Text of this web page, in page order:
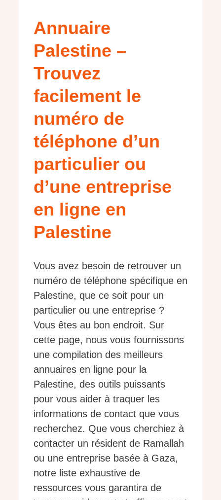
Annuaire
Palestine –
Trouvez
facilement le
numéro de
téléphone d’un
particulier ou
d’une entreprise
en ligne en
Palestine
Vous avez besoin de retrouver un
numéro de téléphone spécifique en
Palestine, que ce soit pour un
particulier ou une entreprise ?
Vous êtes au bon endroit. Sur
cette page, nous vous fournissons
une compilation des meilleurs
annuaires en ligne pour la
Palestine, des outils puissants
pour vous aider à traquer les
informations de contact que vous
recherchez. Que vous cherchiez à
contacter un résident de Ramallah
ou une entreprise basée à Gaza,
notre liste exhaustive de
ressources vous garantira de